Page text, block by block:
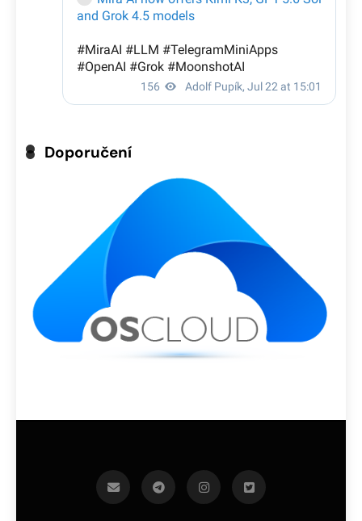
Doporučení